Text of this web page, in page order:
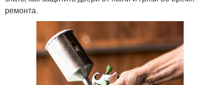
ремонта.